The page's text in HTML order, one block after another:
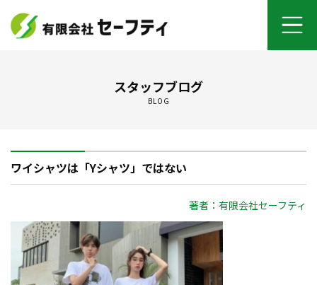
セーフティについて
オンライン打ち合わせ
ご契約までの流れ
スタッフブログ
BLOG
ワイシャツは「Yシャツ」ではない
著者：有限会社セーフティ